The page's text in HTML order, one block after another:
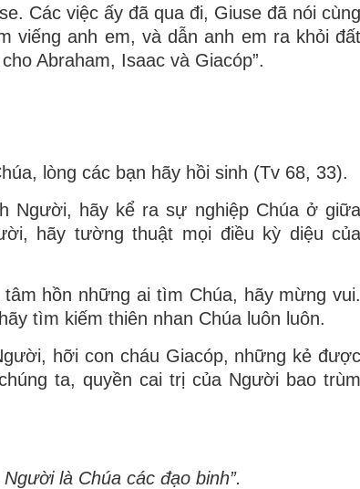
Các việc ấy đã qua đi, Giuse đã nói cùng
viếng anh em, và dẫn anh em ra khỏi đất
Abraham, Isaac và Giacóp”.
lòng các bạn hãy hồi sinh (Tv 68, 33).
Người, hãy kể ra sự nghiệp Chúa ở giữa
hãy tường thuật mọi điều kỳ diệu của
hồn những ai tìm Chúa, hãy mừng vui.
tìm kiếm thiên nhan Chúa luôn luôn.
hỡi con cháu Giacóp, những kẻ được
ta, quyền cai trị của Người bao trùm
là Chúa các đạo binh”.